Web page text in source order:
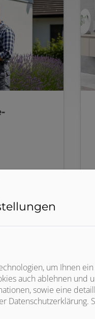
um Ihnen
auch ablehnen und
sowie eine
Datenschutzerklärung.